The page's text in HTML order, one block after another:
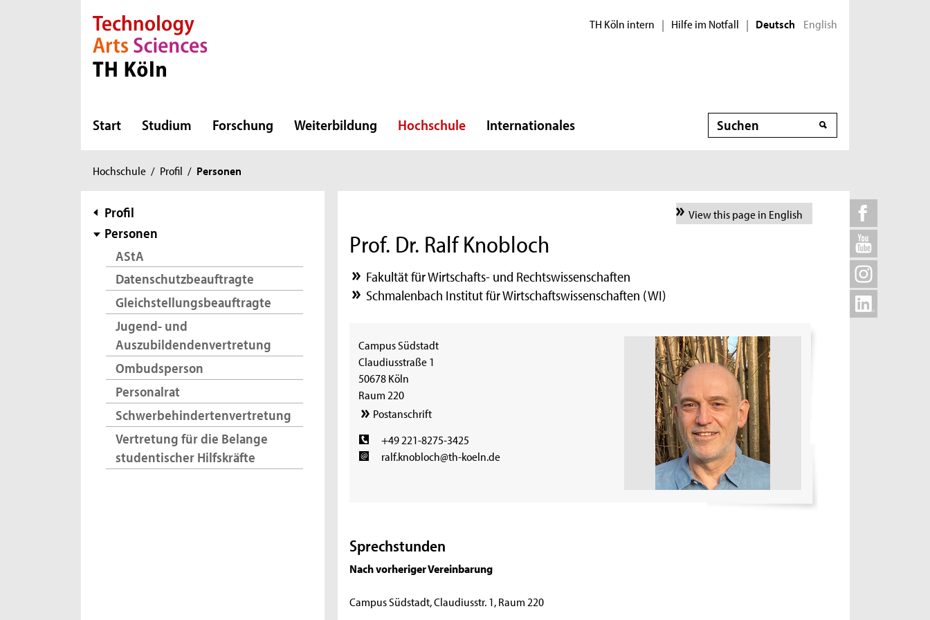
Direkt zur Hauptnavigation
Direkt zur Subnavigation
Direkt zum Inhalt
Direkt zum Fußbereich TH Köln intern | Hilfe im Notfall | Deutsch English
Start Studium Forschung Weiterbildung Hochschule Internationales Suche
Sie
hier:
Hochschule / Profil / Personen
Subnavigation
Profil
Personen
AStA
Datenschutzbeauftragte
Gleichstellungsbeauftragte
Jugend- und
Auszubildendenvertretung
Ombudsperson
Personalrat
Schwerbehindertenvertretung
Vertretung für die Belange
studentischer Hilfskräfte
View this page in English
Prof. Dr. Ralf Knobloch
Fakultät für Wirtschafts- und Rechtswissenschaften
Schmalenbach Institut für Wirtschaftswissenschaften (WI)
Campus Südstadt
Claudiusstraße 1
50678 Köln
Raum 220
Postanschrift
+49 221-8275-3425
ralf.knobloch@th-koeln.de
Sprechstunden
Nach vorheriger Vereinbarung
Campus Südstadt, Claudiusstr. 1, Raum 220